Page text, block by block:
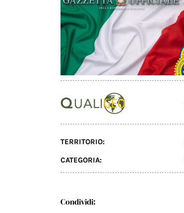
TERRITORIO:
CATEGORIA:
Condividi: